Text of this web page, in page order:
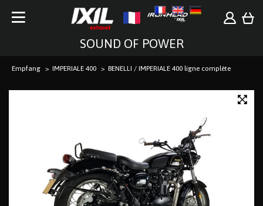
SOUND OF POWER
Empfang IMPERIALE 400 BENELLI / IMPERIALE 400 ligne complète